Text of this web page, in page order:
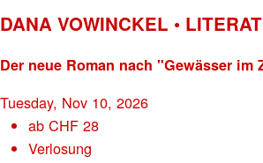
DANA VOWINCKEL •
Der neue Roman nach "Gewässer im
Tuesday, Nov 10, 2026
abCHF 28
Verlosung